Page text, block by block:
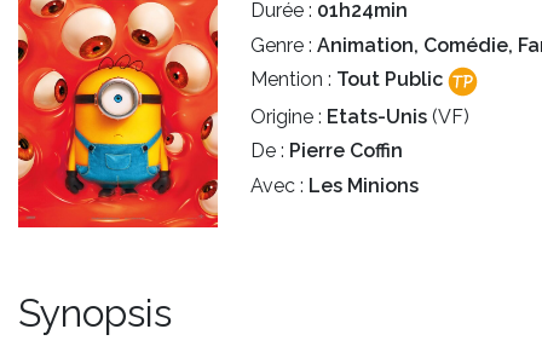
Durée : 01h24min
Genre : Animation, Comédie,
Mention : Tout Public
Origine : Etats-Unis (VF)
De : Pierre Coffin
Avec : Les Minions
Synopsis